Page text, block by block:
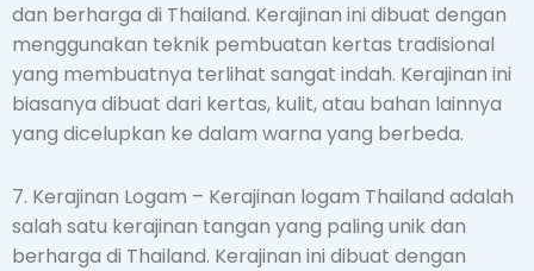
dan berharga di Thailand. Kerajinan ini dibuat dengan
menggunakan teknik pembuatan kertas tradisional
yang membuatnya terlihat sangat indah. Kerajinan ini
biasanya dibuat dari kertas, kulit, atau bahan lainnya
yang dicelupkan ke dalam warna yang berbeda.
7. Kerajinan Logam – Kerajinan logam Thailand adalah
salah satu kerajinan tangan yang paling unik dan
berharga di Thailand. Kerajinan ini dibuat dengan